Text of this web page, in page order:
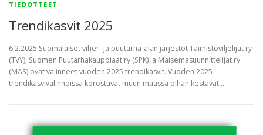
TIEDOTTEET
Trendikasvit 2025
6.2.2025 Suomalaiset viher- ja puutarha-alan järjestöt Taimistoviljelijät ry
(TVY), Suomen Puutarhakauppiaat ry (SPK) ja Maisemasuunnittelijat ry
(MAS) ovat valinneet vuoden 2025 trendikasvit. Vuoden 2025
trendikasvivalinnoissa korostuvat muun muassa pihan kestävät …